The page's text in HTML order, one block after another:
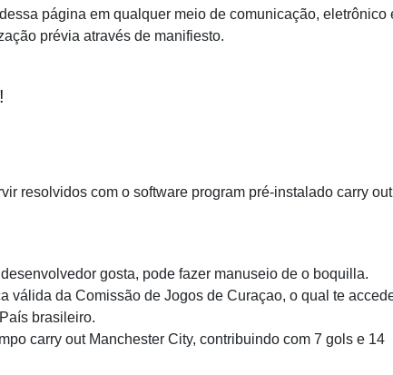
página em qualquer meio de comunicação, eletrônico
prévia através de manifiesto.
resolvidos com o software program pré-instalado carry out
gosta, pode fazer manuseio de o boquilla.
válida da Comissão de Jogos de Curaçao, o qual te
brasileiro.
carry out Manchester City, contribuindo com 7 gols e 14